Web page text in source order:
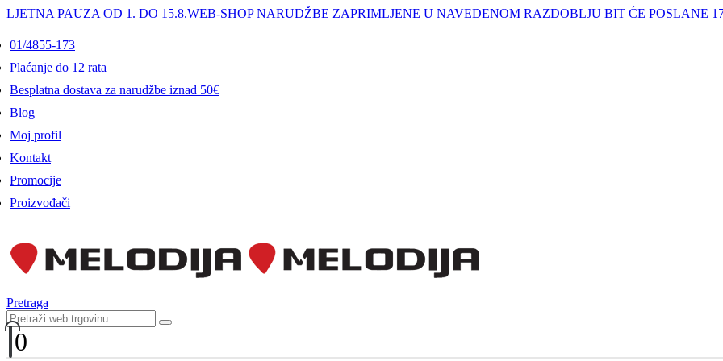
LJETNA PAUZA OD 1. DO 15.8.WEB-SHOP NARUDŽBE ZAPRIMLJENE U NAVEDENOM RAZDOBLJU BIT ĆE POSLANE
01/4855-173
Plaćanje do 12 rata
Besplatna dostava za narudžbe iznad 50€
Blog
Moj profil
Kontakt
Promocije
Proizvođači
Pretraga
0